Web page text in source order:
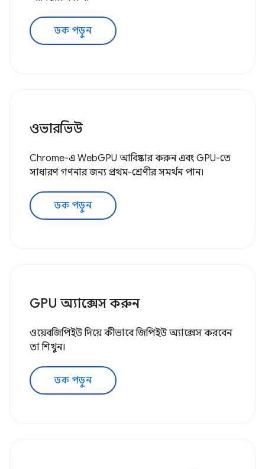
ডক পড়ুন
ওভারভিউ
Chrome-এ WebGPU আবিষ্কার করুন এবং GPU-তে
সাধারণ গণনার জন্য প্রথম-শ্রেণীর সমর্থন পান।
ডক পড়ুন
GPU অ্যাক্সেস করুন
ওয়েবজিপিইউ দিয়ে কীভাবে জিপিইউ অ্যাক্সেস করবেন
তা শিখুন।
ডক পড়ুন